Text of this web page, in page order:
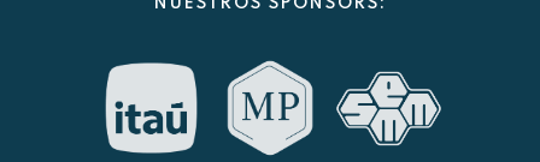
NUESTROS SPONSORS: